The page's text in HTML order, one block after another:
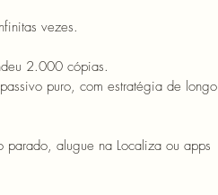
vezes.
2.000 cópias.
puro, com estratégia de longo
parado, alugue na Localiza ou apps